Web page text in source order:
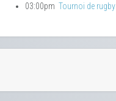
03:00pm Tournoi de rugby